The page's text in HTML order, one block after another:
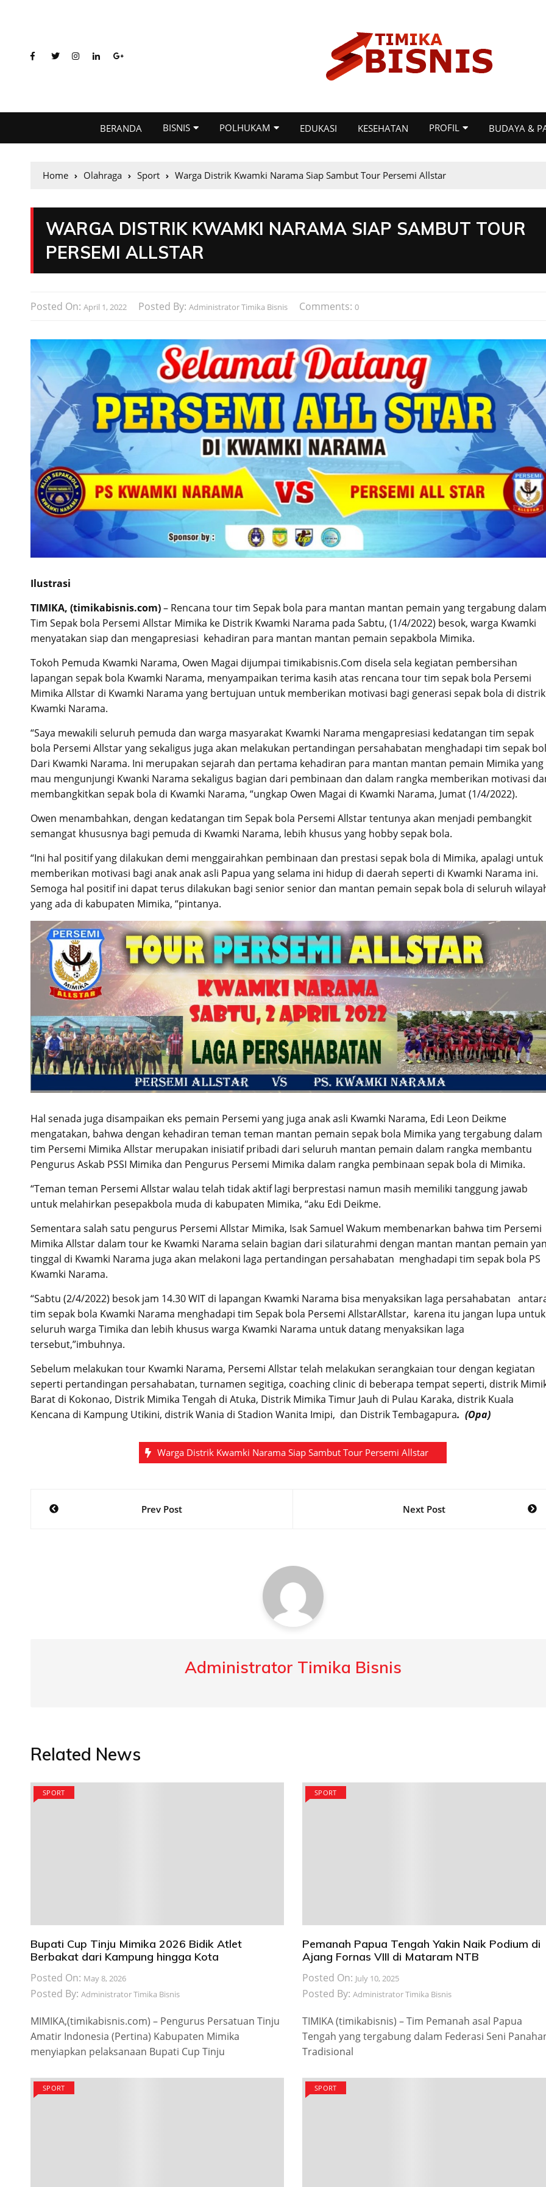
BERANDA BISNIS POLHUKAM EDUKASI KESEHATAN PROFIL BUDAYA &
Home Olahraga Sport Warga Distrik Kwamki Narama Siap Sambut Tour Persemi Allstar
WARGA DISTRIK KWAMKI NARAMA SIAP SAMBUT TOUR
PERSEMI ALLSTAR
Posted On: April 1, 2022 Posted By: Administrator Timika Bisnis Comments: 0
Ilustrasi
TIMIKA, (timikabisnis.com)– Rencana tour tim Sepak bola para mantan mantan pemain yang tergabung dalam
Tim Sepak bola Persemi Allstar Mimika ke Distrik Kwamki Narama pada Sabtu, (1/4/2022) besok, warga Kwamki
menyatakan siap dan mengapresiasi kehadiran para mantan mantan pemain sepakbola Mimika.
Tokoh Pemuda Kwamki Narama, Owen Magai dijumpai timikabisnis.Com disela sela kegiatan pembersihan
lapangan sepak bola Kwamki Narama, menyampaikan terima kasih atas rencana tour tim sepak bola Persemi
Mimika Allstar di Kwamki Narama yang bertujuan untuk memberikan motivasi bagi generasi sepak bola di distrik
Kwamki Narama.
“Saya mewakili seluruh pemuda dan warga masyarakat Kwamki Narama mengapresiasi kedatangan tim sepak
bola Persemi Allstar yang sekaligus juga akan melakukan pertandingan persahabatan menghadapi tim sepak
Dari Kwamki Narama. Ini merupakan sejarah dan pertama kehadiran para mantan mantan pemain Mimika yang
mau mengunjungi Kwanki Narama sekaligus bagian dari pembinaan dan dalam rangka memberikan motivasi
membangkitkan sepak bola di Kwamki Narama, “ungkap Owen Magai di Kwamki Narama, Jumat (1/4/2022).
Owen menambahkan, dengan kedatangan tim Sepak bola Persemi Allstar tentunya akan menjadi pembangkit
semangat khususnya bagi pemuda di Kwamki Narama, lebih khusus yang hobby sepak bola.
“Ini hal positif yang dilakukan demi menggairahkan pembinaan dan prestasi sepak bola di Mimika, apalagi untuk
memberikan motivasi bagi anak anak asli Papua yang selama ini hidup di daerah seperti di Kwamki Narama ini.
Semoga hal positif ini dapat terus dilakukan bagi senior senior dan mantan pemain sepak bola di seluruh
yang ada di kabupaten Mimika, “pintanya.
Hal senada juga disampaikan eks pemain Persemi yang juga anak asli Kwamki Narama, Edi Leon Deikme
mengatakan, bahwa dengan kehadiran teman teman mantan pemain sepak bola Mimika yang tergabung dalam
tim Persemi Mimika Allstar merupakan inisiatif pribadi dari seluruh mantan pemain dalam rangka membantu
Pengurus Askab PSSI Mimika dan Pengurus Persemi Mimika dalam rangka pembinaan sepak bola di Mimika.
“Teman teman Persemi Allstar walau telah tidak aktif lagi berprestasi namun masih memiliki tanggung jawab
untuk melahirkan pesepakbola muda di kabupaten Mimika, “aku Edi Deikme.
Sementara salah satu pengurus Persemi Allstar Mimika, Isak Samuel Wakum membenarkan bahwa tim Persemi
Mimika Allstar dalam tour ke Kwamki Narama selain bagian dari silaturahmi dengan mantan mantan pemain
tinggal di Kwamki Narama juga akan melakoni laga pertandingan persahabatan menghadapi tim sepak bola PS
Kwamki Narama.
“Sabtu (2/4/2022) besok jam 14.30 WIT di lapangan Kwamki Narama bisa menyaksikan laga persahabatan
tim sepak bola Kwamki Narama menghadapi tim Sepak bola Persemi AllstarAllstar, karena itu jangan lupa untuk
seluruh warga Timika dan lebih khusus warga Kwamki Narama untuk datang menyaksikan laga
tersebut,”imbuhnya.
Sebelum melakukan tour Kwamki Narama, Persemi Allstar telah melakukan serangkaian tour dengan kegiatan
seperti pertandingan persahabatan, turnamen segitiga, coaching clinic di beberapa tempat seperti, distrik
Barat di Kokonao, Distrik Mimika Tengah di Atuka, Distrik Mimika Timur Jauh di Pulau Karaka, distrik Kuala
Kencana di Kampung Utikini, distrik Wania di Stadion Wanita Imipi, dan Distrik Tembagapura. (Opa)
Warga Distrik Kwamki Narama Siap Sambut Tour Persemi Allstar
Post
Prev Post Next Post
Administrator Timika Bisnis
Related News
SPORT
Bupati Cup Tinju Mimika 2026 Bidik Atlet
Berbakat dari Kampung hingga Kota
Posted On: May 8, 2026
Posted By: Administrator Timika Bisnis
MIMIKA,(timikabisnis.com) – Pengurus Persatuan Tinju
Amatir Indonesia (Pertina) Kabupaten Mimika
menyiapkan pelaksanaan Bupati Cup Tinju
SPORT
Pemanah Papua Tengah Yakin Naik Podium di
Ajang Fornas VIII di Mataram NTB
Posted On: July 10, 2025
Posted By: Administrator Timika Bisnis
TIMIKA (timikabisnis) – Tim Pemanah asal Papua
Tengah yang tergabung dalam Federasi Seni
Tradisional
SPORT SPORT